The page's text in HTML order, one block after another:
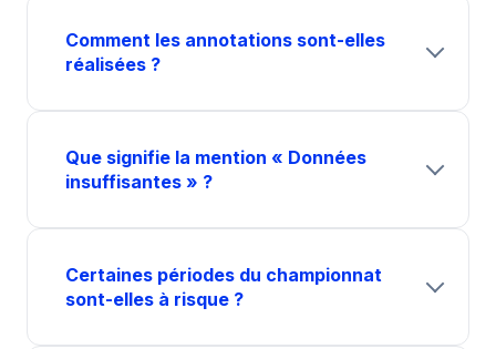
Comment les annotations sont-elles
réalisées ?
Que signifie la mention « Données
insuffisantes » ?
Certaines périodes du championnat
sont-elles à risque ?